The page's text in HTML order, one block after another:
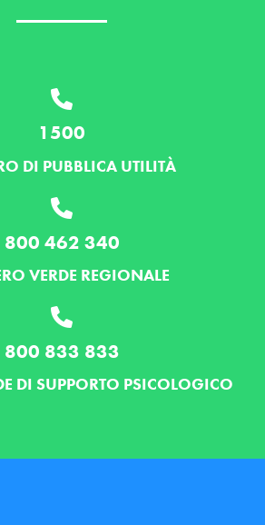
1500
DI PUBBLICA UTILITÀ
800 462 340
VERDE REGIONALE
800 833 833
DI SUPPORTO PSICOLOGICO